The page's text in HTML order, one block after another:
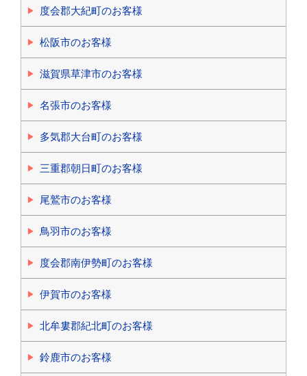
度会郡大紀町のお客様
松阪市のお客様
滋賀県草津市のお客様
名張市のお客様
多気郡大台町のお客様
三重郡朝日町のお客様
尾鷲市のお客様
鳥羽市のお客様
度会郡南伊勢町のお客様
伊賀市のお客様
北牟婁郡紀北町のお客様
鈴鹿市のお客様